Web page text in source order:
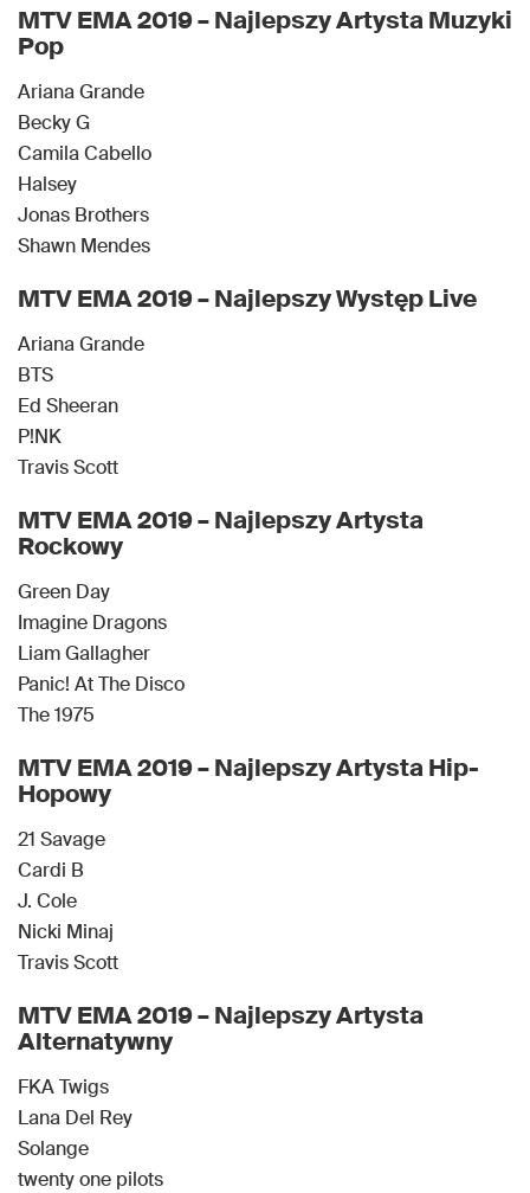
MTV EMA 2019 – Najlepszy Artysta Muzyki
Pop
Ariana Grande
Becky G
Camila Cabello
Halsey
Jonas Brothers
Shawn Mendes
MTV EMA 2019 – Najlepszy Występ Live
Ariana Grande
BTS
Ed Sheeran
P!NK
Travis Scott
MTV EMA 2019 – Najlepszy Artysta
Rockowy
Green Day
Imagine Dragons
Liam Gallagher
Panic! At The Disco
The 1975
MTV EMA 2019 – Najlepszy Artysta Hip-
Hopowy
21 Savage
Cardi B
J. Cole
Nicki Minaj
Travis Scott
MTV EMA 2019 – Najlepszy Artysta
Alternatywny
FKA Twigs
Lana Del Rey
Solange
twenty one pilots